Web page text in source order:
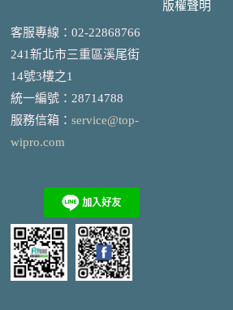
客服專線：02-22868766
241新北市三重區溪尾街
14號3樓之1
統一編號 ： 28714788
服務信箱： service@top-
wipro.com
版權聲明